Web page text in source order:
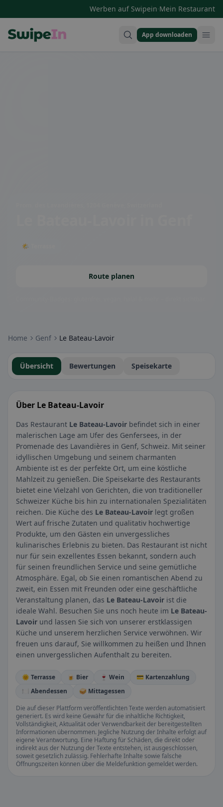
Werben auf Swipein·Mein Restaurant
App downloaden
🌤 Terrasse
Route planen
Home Genf Le Bateau-Lavoir
Übersicht Bewertungen Speisekarte
Über Le Bateau-Lavoir
Das Restaurant Le Bateau-Lavoir befindet sich in einer
malerischen Lage am Ufer des Genfersees, in der
Promenade des Lavandières in Genf, Schweiz. Mit seiner
idyllischen Umgebung und seinem charmanten
Ambiente ist es der perfekte Ort, um eine köstliche
Mahlzeit zu genießen. Die Speisekarte des Restaurants
bietet eine Vielzahl von Gerichten, die von traditioneller
Schweizer Küche bis hin zu internationalen Spezialitäten
reichen. Die Küche des Le Bateau-Lavoir legt großen
Wert auf frische Zutaten und qualitativ hochwertige
Produkte, um den Gästen ein unvergessliches
kulinarisches Erlebnis zu bieten. Das Restaurant ist nicht
nur für sein exzellentes Essen bekannt, sondern auch
für seinen freundlichen Service und seine gemütliche
Atmosphäre. Egal, ob Sie einen romantischen Abend zu
zweit, ein Essen mit Freunden oder eine geschäftliche
Veranstaltung planen, das Le Bateau-Lavoir ist die
ideale Wahl. Besuchen Sie uns noch heute im Le Bateau-
Lavoir und lassen Sie sich von unserer erstklassigen
Küche und unserem herzlichen Service verwöhnen. Wir
freuen uns darauf, Sie willkommen zu heißen und Ihnen
einen unvergesslichen Aufenthalt zu bereiten.
🌞 Terrasse 🍺 Bier 🍷 Wein
💳 Kartenzahlung
🍽️ Abendessen
🥪 Mittagessen
Die auf dieser Plattform veröffentlichten Texte werden automatisiert
generiert. Es wird keine Gewähr für die inhaltliche Richtigkeit,
Vollständigkeit, Aktualität oder Verwendbarkeit der bereitgestellten
Informationen übernommen. Jegliche Nutzung der Inhalte erfolgt auf
eigene Verantwortung. Eine Haftung für Schäden, die direkt oder
indirekt aus der Nutzung der Texte entstehen, ist ausgeschlossen,
soweit gesetzlich zulässig. Fehlerhafte Inhalte sowie falsche
Öffnungszeiten können über die Meldefunktion gemeldet werden.